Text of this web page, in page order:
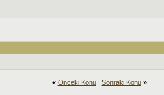
« Önceki Konu| Sonraki Konu »